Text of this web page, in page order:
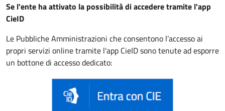
Se l'ente ha attivato la possibilità di accedere tramite l'app
CieID
Le Pubbliche Amministrazioni che consentono l’accesso ai
propri servizi online tramite l'app CieID sono tenute ad esporre
un bottone di accesso dedicato: